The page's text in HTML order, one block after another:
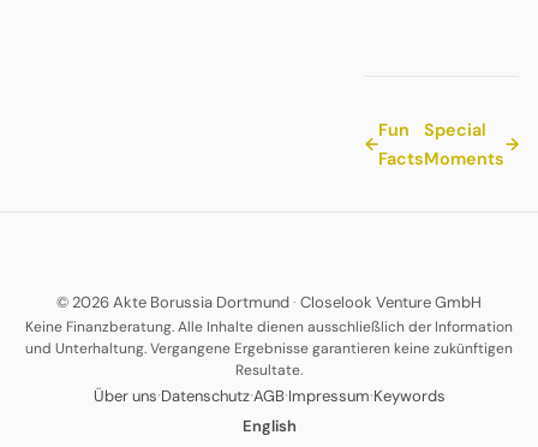
←
Fun
Facts
Special
Moments
→
© 2026 Akte Borussia Dortmund· Closelook Venture GmbH
Keine Finanzberatung. Alle Inhalte dienen ausschließlich der Information
und Unterhaltung. Vergangene Ergebnisse garantieren keine zukünftigen
Resultate.
Über uns·Datenschutz·AGB·Impressum·Keywords
English